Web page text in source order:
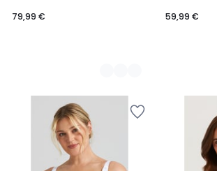
79,99 €
59,99 €